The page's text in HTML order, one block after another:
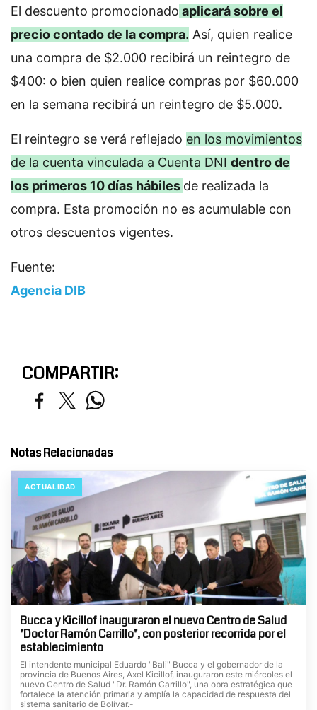
El descuento promocionado aplicará sobre el
precio contado de la compra. Así, quien realice
una compra de $2.000 recibirá un reintegro de
$400: o bien quien realice compras por $60.000
en la semana recibirá un reintegro de $5.000.
El reintegro se verá reflejado en los movimientos
de la cuenta vinculada a Cuenta DNI dentro de
los primeros 10 días hábiles de realizada la
compra. Esta promoción no es acumulable con
otros descuentos vigentes.
Fuente:
Agencia DIB
COMPARTIR:
Notas Relacionadas
ACTUALIDAD
Bucca y Kicillof inauguraron el nuevo Centro de Salud
"Doctor Ramón Carrillo", con posterior recorrida por el
establecimiento
El intendente municipal Eduardo "Bali" Bucca y el gobernador de la
provincia de Buenos Aires, Axel Kicillof, inauguraron este miércoles el
nuevo Centro de Salud "Dr. Ramón Carrillo", una obra estratégica que
fortalece la atención primaria y amplía la capacidad de respuesta del
sistema sanitario de Bolívar.-